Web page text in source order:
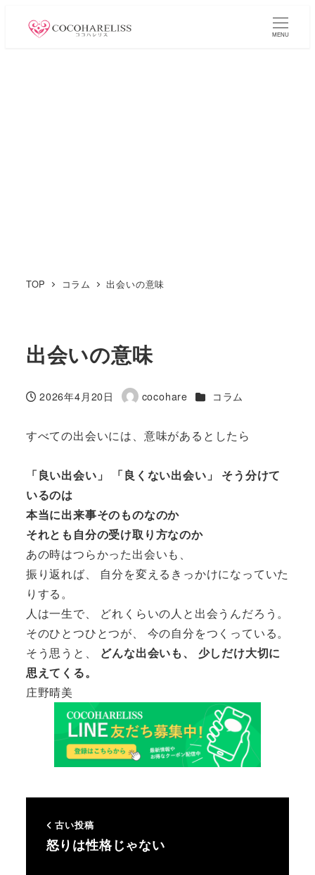
MENU
TOP コラム 出会いの意味
出会いの意味
投稿日
2026年4月20日
著
cocohare カテゴリー
コラム
すべての出会いには、意味があるとしたら
「良い出会い」 「良くない出会い」 そう分けて
いるのは
本当に出来事そのものなのか
それとも自分の受け取り方なのか
あの時はつらかった出会いも、
振り返れば、 自分を変えるきっかけになっていた
りする。
人は一生で、 どれくらいの人と出会うんだろう。
そのひとつひとつが、 今の自分をつくっている。
そう思うと、 どんな出会いも、 少しだけ大切に
思えてくる。
庄野晴美
古い投稿
怒りは性格じゃない